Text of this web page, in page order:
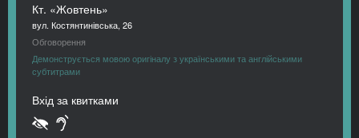
Кт. «Жовтень»
вул. Костянтинівська, 26
Обговорення
Демонструється мовою оригіналу з українськими та англійськими
субтитрами
Вхід за квитками